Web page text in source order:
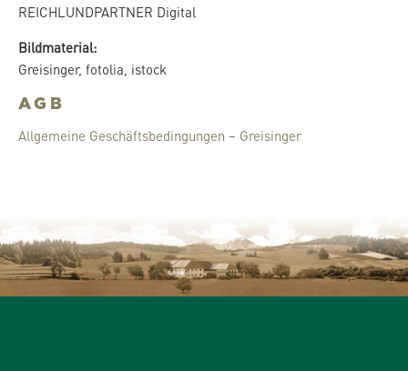
REICHLUNDPARTNER Digital
Bildmaterial:
Greisinger, fotolia, istock
AGB
Allgemeine Geschäftsbedingungen – Greisinger